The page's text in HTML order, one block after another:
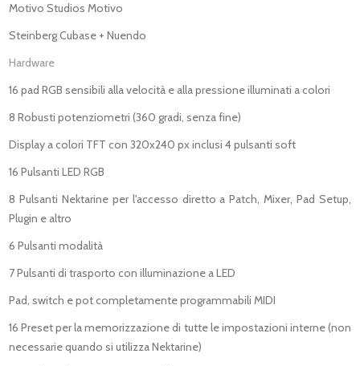
Motivo Studios Motivo
Steinberg Cubase + Nuendo
Hardware
16 pad RGB sensibili alla velocità e alla pressione illuminati a colori
8 Robusti potenziometri (360 gradi, senza fine)
Display a colori TFT con 320x240 px inclusi 4 pulsanti soft
16 Pulsanti LED RGB
8 Pulsanti Nektarine per l'accesso diretto a Patch, Mixer, Pad Setup,
Plugin e altro
6 Pulsanti modalità
7 Pulsanti di trasporto con illuminazione a LED
Pad, switch e pot completamente programmabili MIDI
16 Preset per la memorizzazione di tutte le impostazioni interne (non
necessarie quando si utilizza Nektarine)